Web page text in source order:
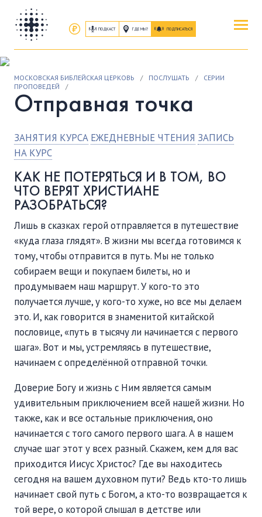
ПОДКАСТ ГДЕ МЫ? ПОДПИСАТЬСЯ
ОБ ИИСУСЕ ХРИСТЕ
ПРИСОЕДИНИТЬСЯ
ЗАНЯТИЯ| ГРУППЫ| СЛУЖЕНИЯ
ПОСЛУШАТЬ
ПОДДЕРЖАТЬ
ВРЕМЯ|ДЕНЬГИ
МОСКОВСКАЯ БИБЛЕЙСКАЯ ЦЕРКОВЬ / ПОСЛУШАТЬ /
СЕРИИ
ПРОПОВЕДЕЙ
/
Отправная точка
ЗАНЯТИЯ КУРСА ЕЖЕДНЕВНЫЕ ЧТЕНИЯ ЗАПИСЬ
НА КУРС
КАК НЕ ПОТЕРЯТЬСЯ И В ТОМ, ВО
ЧТО ВЕРЯТ ХРИСТИАНЕ
РАЗОБРАТЬСЯ?
Лишь в сказках герой отправляется в путешествие
«куда глаза глядят». В жизни мы всегда готовимся к
тому, чтобы отправится в путь. Мы не только
собираем вещи и покупаем билеты, но и
продумываем наш маршрут. У кого-то это
получается лучше, у кого-то хуже, но все мы делаем
это. И, как говорится в знаменитой китайской
пословице, «путь в тысячу ли начинается с первого
шага». Вот и мы, устремляясь в путешествие,
начинаем с определённой отправной точки.
Доверие Богу и жизнь с Ним является самым
удивительным приключением всей нашей жизни. Но
также, как и все остальные приключения, оно
начинается с того самого первого шага. А в нашем
случае шаг этот у всех разный. Скажем, кем для вас
приходится Иисус Христос? Где вы находитесь
сегодня на вашем духовном пути? Ведь кто-то лишь
начинает свой путь с Богом, а кто-то возвращается к
той вере, о которой слышал в детстве или